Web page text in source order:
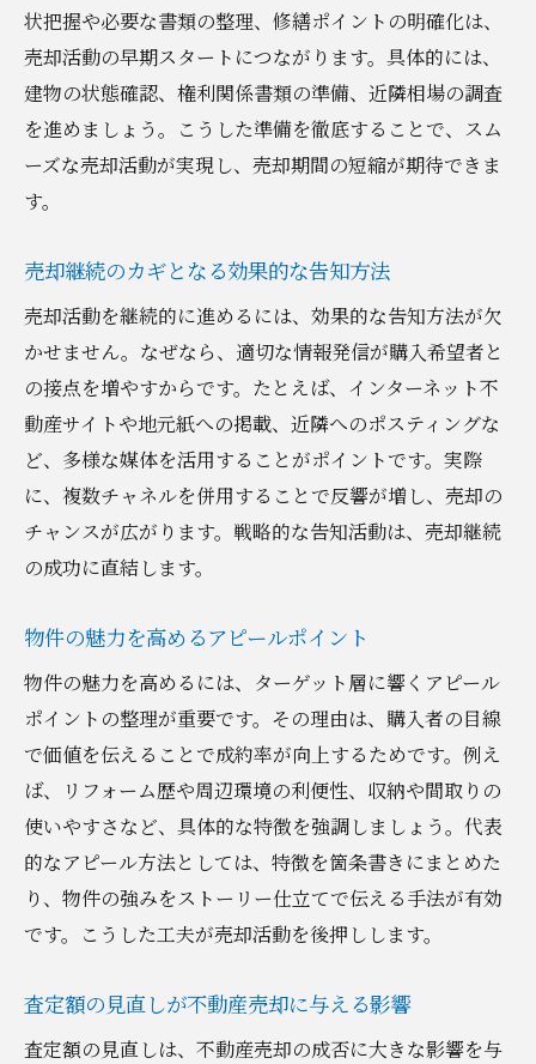
状把握や必要な書類の整理、修繕ポイントの明確化は、
売却活動の早期スタートにつながります。具体的には、
建物の状態確認、権利関係書類の準備、近隣相場の調査
を進めましょう。こうした準備を徹底することで、スム
ーズな売却活動が実現し、売却期間の短縮が期待できま
す。
売却継続のカギとなる効果的な告知方法
売却活動を継続的に進めるには、効果的な告知方法が欠
かせません。なぜなら、適切な情報発信が購入希望者と
の接点を増やすからです。たとえば、インターネット不
動産サイトや地元紙への掲載、近隣へのポスティングな
ど、多様な媒体を活用することがポイントです。実際
に、複数チャネルを併用することで反響が増し、売却の
チャンスが広がります。戦略的な告知活動は、売却継続
の成功に直結します。
物件の魅力を高めるアピールポイント
物件の魅力を高めるには、ターゲット層に響くアピール
ポイントの整理が重要です。その理由は、購入者の目線
で価値を伝えることで成約率が向上するためです。例え
ば、リフォーム歴や周辺環境の利便性、収納や間取りの
使いやすさなど、具体的な特徴を強調しましょう。代表
的なアピール方法としては、特徴を箇条書きにまとめた
り、物件の強みをストーリー仕立てで伝える手法が有効
です。こうした工夫が売却活動を後押しします。
査定額の見直しが不動産売却に与える影響
査定額の見直しは、不動産売却の成否に大きな影響を与